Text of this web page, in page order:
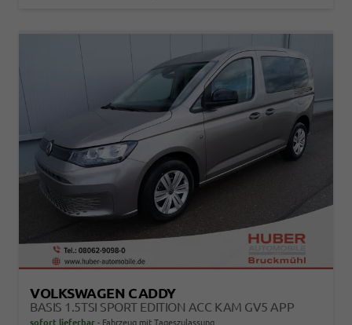
VOLKSWAGEN CADDY
BASIS 1.5TSI SPORT EDITION ACC KAM GV5 APP
sofort lieferbar Fahrzeug mit Tageszulassung